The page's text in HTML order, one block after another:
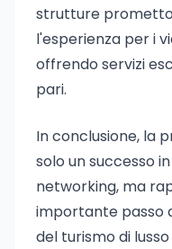
strutture
l'esperienza per i
offrendo servizi
pari.
In conclusione, la
solo un successo
networking, ma
importante passo
del turismo di